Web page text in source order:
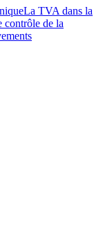
La TVA dans la
contrôle de la